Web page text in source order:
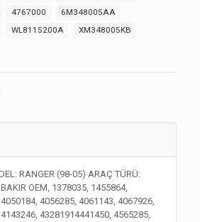
4767000
6M348005AA
WL8115200A
XM348005KB
RANGER (98-05) ARAÇ TÜRÜ:
OEM, 1378035, 1455864,
4056285, 4061143, 4067926,
43281914441450, 4565285,